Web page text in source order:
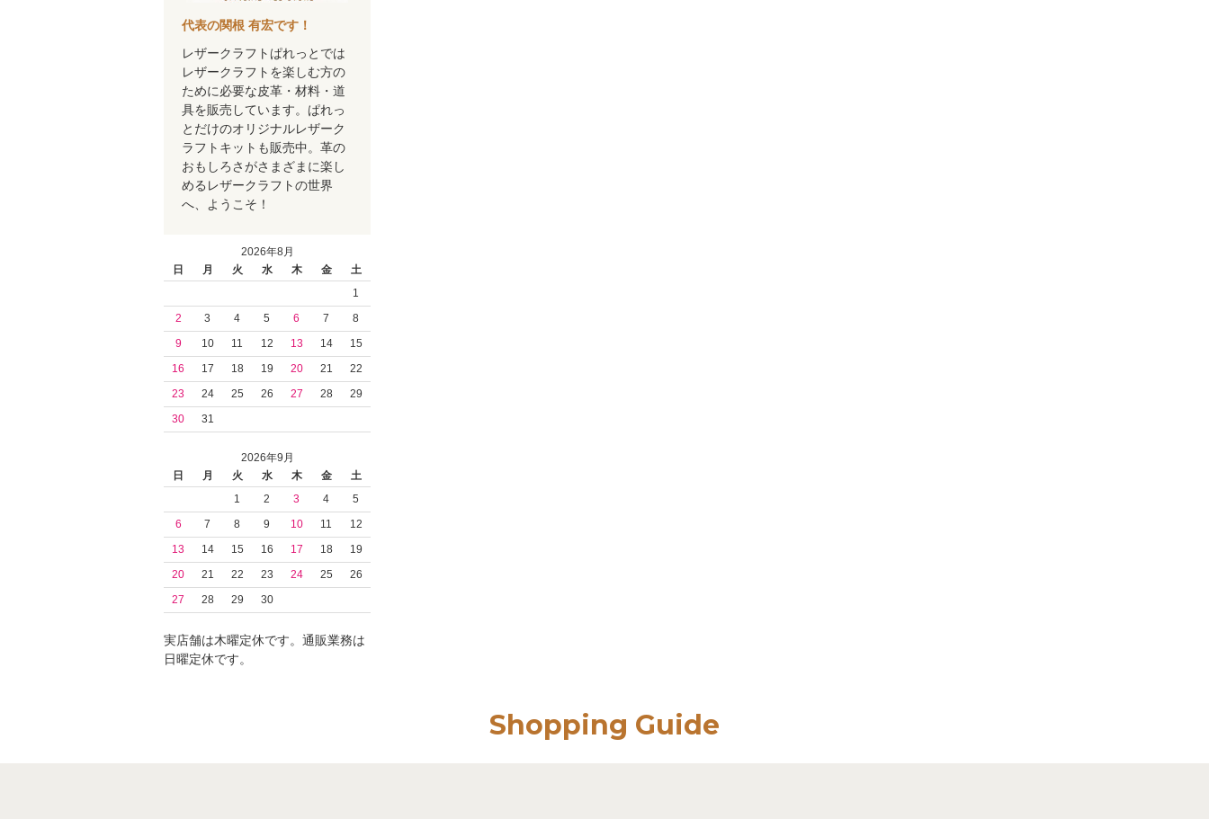
代表の関根 有宏です！
レザークラフトぱれっとでは
レザークラフトを楽しむ方の
ために必要な皮革・材料・道
具を販売しています。ぱれっ
とだけのオリジナルレザーク
ラフトキットも販売中。革の
おもしろさがさまざまに楽し
めるレザークラフトの世界
へ、ようこそ！
2026年8月
日
月 火 水 木 金
土
1
2
3 4 5 6 7
8
9
10 11 12 13 14
15
16
17 18 19 20 21
22
23
24 25 26 27 28
29
30
31
2026年9月
日
月 火 水 木 金
土
1
2 3 4
5
6
7 8 9 10 11
12
13
14 15 16 17 18
19
20
21 22 23 24 25
26
27
28 29 30
実店舗は木曜定休です。通販業務は
日曜定休です。
Shopping Guide